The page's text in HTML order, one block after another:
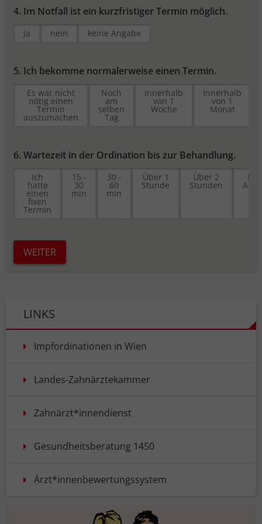
4. Im Notfall ist ein kurzfristiger Termin möglich.
ja nein keine Angabe
5. Ich bekomme normalerweise einen Termin.
Es war nicht
nötig einen
Termin
auszumachen
Noch
am
selben
Tag
Innerhalb
von 1
Woche
Innerhalb
von 1
Monat
6. Wartezeit in der Ordination bis zur Behandlung.
Ich
hatte
einen
fixen
Termin
15 -
30
min
30 -
60
min
Über 1
Stunde
Über 2
Stunden
WEITER
LINKS
Impfordinationen in Wien
Landes-Zahnärztekammer
Zahnärzt*innendienst
Gesundheitsberatung 1450
Ärzt*innenbewertungssystem
speichert nicht-personenbezogene
Informationen, wie z.B. die Anzahl der
Besuche oder Tage seit dem letzten
_pk_ref.*
Dient zum Speicher des Referrers. Das ist
die URL, von der Sie zu unserer Webseite
Speicherdauer: 30 Minuten
personenbezogene Daten über den
Besuch vorübergehend gespeichert
werden